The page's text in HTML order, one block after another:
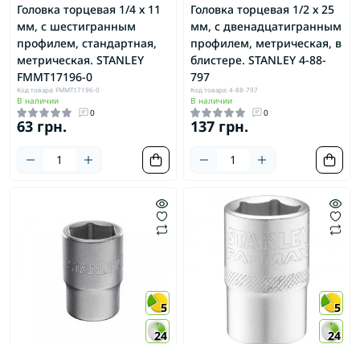
Головка торцевая 1/4 х 11
мм, с шестигранным
профилем, стандартная,
метрическая. STANLEY
FMMT17196-0
Код товара: FMMT17196-0
В наличии
0
63 грн.
Головка торцевая 1/2 х 25
мм, с двенадцатигранным
профилем, метрическая, в
блистере. STANLEY 4-88-
797
Код товара: 4-88-797
В наличии
0
137 грн.
5
24
5
24